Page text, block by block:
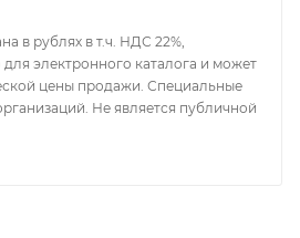
в рублях в т.ч. НДС 22%,
для электронного каталога и может
цены продажи. Специальные
Не является публичной